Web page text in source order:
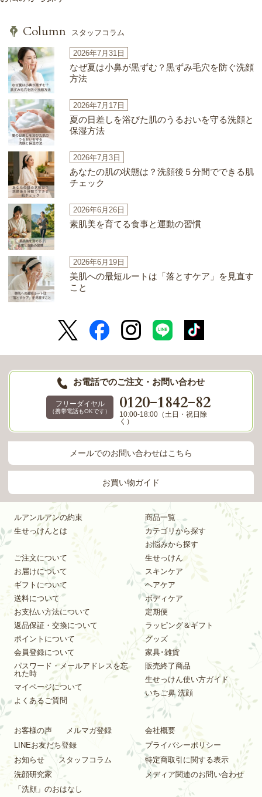
Column スタッフコラム
2026年7月31日
なぜ夏は小鼻が黒ずむ？黒ずみ毛穴を防ぐ洗顔
方法
2026年7月17日
夏の日差しを浴びた肌のうるおいを守る洗顔と
保湿方法
2026年7月3日
あなたの肌の状態は？洗顔後５分間でできる肌
チェック
2026年6月26日
素肌美を育てる食事と運動の習慣
2026年6月19日
美肌への最短ルートは「落とすケア」を見直す
こと
お電話でのご注文・お問い合わせ
フリーダイヤル
（携帯電話もOKです） 0120-1842-82
10:00-18:00（土日・祝日除
く）
メールでのお問い合わせはこちら
お買い物ガイド
ルアンルアンの約束
生せっけんとは
ご注文について
お届けについて
ギフトについて
送料について
お支払い方法について
返品保証・交換について
ポイントについて
会員登録について
パスワード・メールアドレスを忘
れた時
マイページについて
よくあるご質問
商品一覧
カテゴリから探す
お悩みから探す
生せっけん
スキンケア
ヘアケア
ボディケア
定期便
ラッピング＆ギフト
グッズ
家具･雑貨
販売終了商品
生せっけん使い方ガイド
いちご鼻 洗顔
お客様の声
メルマガ登録
LINEお友だち登録
お知らせ
スタッフコラム
洗顔研究家
「洗顔」のおはなし
会社概要
プライバシーポリシー
特定商取引に関する表示
メディア関連のお問い合わせ